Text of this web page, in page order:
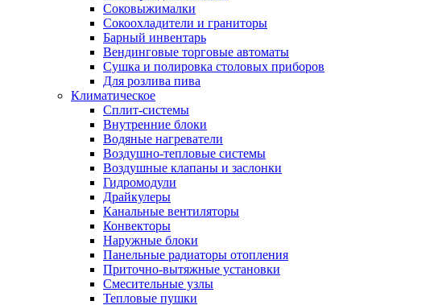
Соковыжималки
Сокоохладители и граниторы
Барный инвентарь
Вендинговые торговые автоматы
Сушка и полировка столовых приборов
Для розлива пива
Климатическое
Сплит-системы
Внутренние блоки
Водяные нагреватели
Воздушно-тепловые системы
Воздушные клапаны и заслонки
Гидромодули
Драйкулеры
Канальные вентиляторы
Конвекторы
Наружные блоки
Панельные радиаторы отопления
Приточно-вытяжные установки
Смесительные узлы
Тепловые пушки